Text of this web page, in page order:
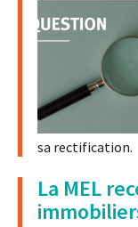
sa rectification.
La MEL